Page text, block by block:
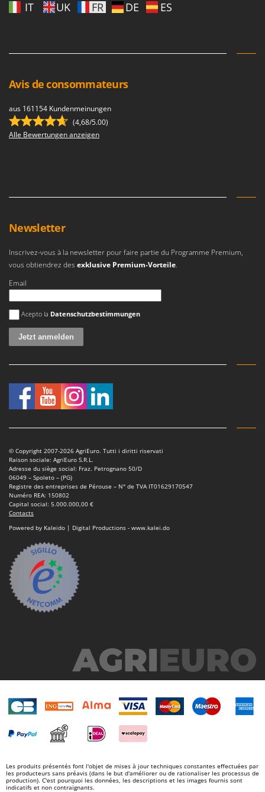
Resto Italia
Ritter
Robomow
Rossofuoco
Rover Pompe
S
S.T.P.
Sbaraglia
Schnitzer
Seven Italy
Silky
Simatech
Sirman
Smeg
Snapper
Solidur
Spiralmac
Spring Protezione
Spyro
Stanley
Stiga
Stocker
Sunseeker
T
Tecla
Titania
Tornado
Tre Spade
Trev - Abrek - TecnoVIR
Trotec
IT UK FR DE ES
Avis de consommateurs
aus 161154 Kundenmeinungen
(4,68/5.00)
Alle Bewertungen anzeigen
Newsletter
Inscrivez-vous à la newsletter pour faire partie du Programme Premium,
vous obtiendrez des exklusive Premium-Vorteile.
Email
Es ist ein Fehler aufgetreten
Acepto la Datenschutzbestimmungen
© Copyright 2007-2026 AgriEuro. Tutti i diritti riservati
Raison sociale: AgriEuro S.R.L.
Adresse du siège social: Fraz. Petrognano 50/D
06049 – Spoleto – (PG)
Registre des entreprises de Pérouse – N° de TVA IT01629170547
Numéro REA: 150802
Capital social: 5.000.000,00 €
Contacts
Powered by Kaleido | Digital Productions - www.kalei.do
Les produits présentés font l'objet de mises à jour techniques constantes effectuées par
les producteurs sans préavis (dans le but d'améliorer ou de rationaliser les processus de
production). C'est pourquoi les données, les descriptions et les images fournis sont
indicatifs et non contraignants.